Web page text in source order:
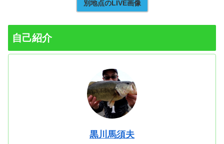
別地点のLIVE画像
自己紹介
黒川馬須夫